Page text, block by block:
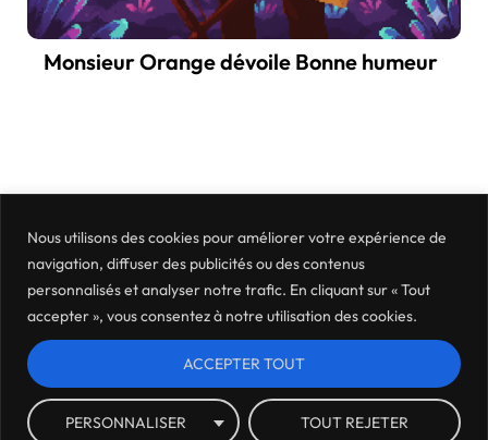
Nous utilisons des cookies pour améliorer votre expérience de
navigation, diffuser des publicités ou des contenus
personnalisés et analyser notre trafic. En cliquant sur « Tout
accepter », vous consentez à notre utilisation des cookies.
PERSONNALISER TOUT REJETER
ACCEPTER TOUT
Monsieur Orange dévoile Bonne humeur
Mentions légales Politique de confidentialité Archives